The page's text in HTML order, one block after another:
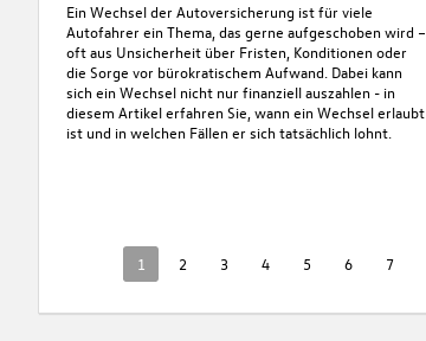
Ein Wechsel der Autoversicherung ist für viele
Autofahrer ein Thema, das gerne aufgeschoben wird –
oft aus Unsicherheit über Fristen, Konditionen oder
die Sorge vor bürokratischem Aufwand. Dabei kann
sich ein Wechsel nicht nur finanziell auszahlen - in
diesem Artikel erfahren Sie, wann ein Wechsel erlaubt
ist und in welchen Fällen er sich tatsächlich lohnt.
1 2 3 4 5 6 7